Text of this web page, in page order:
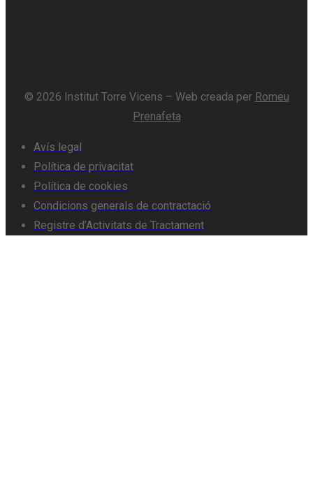
© 2026 Institut Torre Vicens – Web creada per Romeu
Prenafeta
Avís legal
Política de privacitat
Política de cookies
Condicions generals de contractació
Registre d’Activitats de Tractament